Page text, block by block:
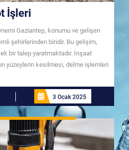
İşleri
Gaziantep, konumu ve gelişen
şehirlerinden biridir. Bu gelişim,
bir talep yaratmaktadır. İnşaat
yüzeylerin kesilmesi, delme işlemleri
3 Ocak 2025